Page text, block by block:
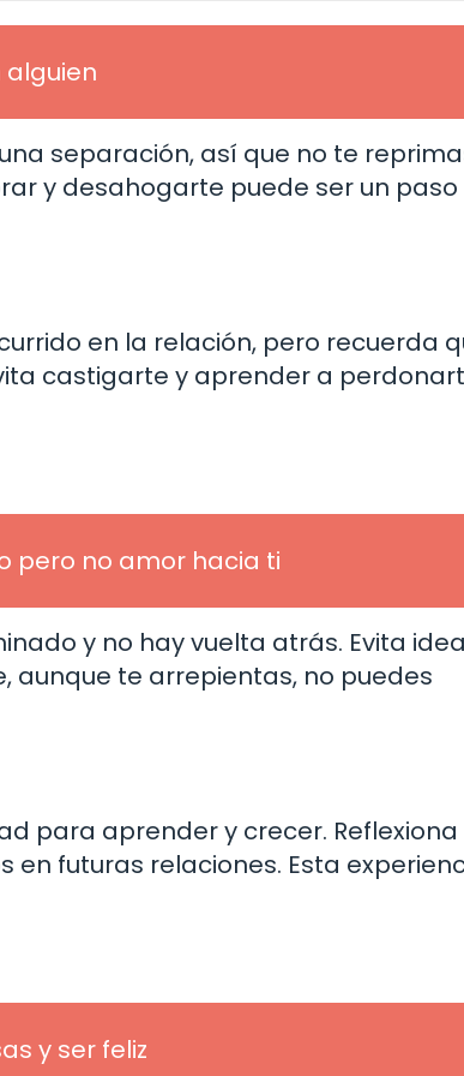
alguien
separación, así que no te
y desahogarte puede ser un paso
en la relación, pero recuerda
castigarte y aprender a
pero no amor hacia ti
y no hay vuelta atrás. Evita
aunque te arrepientas, no puedes
para aprender y crecer.
futuras relaciones. Esta
y ser feliz